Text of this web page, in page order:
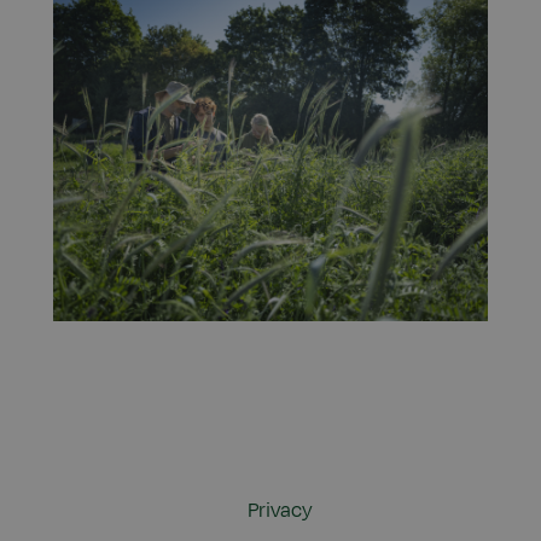
Privacy